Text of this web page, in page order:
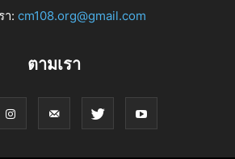
า: cm108.org@gmail.com
ตามเรา